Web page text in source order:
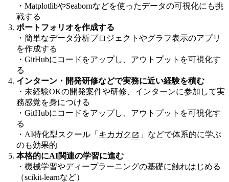
・MatplotlibやSeabornなどを使ったデータの可視化にも挑
戦する
ポートフォリオを作成する
・簡単なデータ分析プロジェクトやグラフ表示のアプリ
を作成する
・GitHubにコードをアップし、アウトプットを可視化す
る
インターン・開発研修などで実務に近い経験を積む
・未経験OKの開発案件や研修、インターンに参加して実
務感覚を身につける
・GitHubにコードをアップし、アウトプットを可視化す
る
・AI特化型スクール「 キカガク
」などで体系的に学ぶ
のも効果的
本格的にAI関連の学習に進む
・機械学習やディープラーニングの基礎に触れはじめる
（scikit-learnなど）